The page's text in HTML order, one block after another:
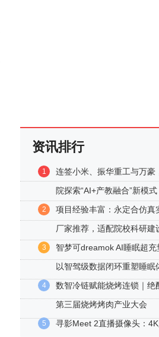
资讯排行
1
连签小米、振华重工与万豪
院探索“AI+产教融合”新模式
2
项目经验丰富：永定合仿真
厂家推荐，适配院校科研建
3
智梦可dreamok AI睡眠超
以智驾级数据闭环重塑睡眠
4
数智冷链赋能烧烤连锁｜绝
第三届烧烤烤肉产业大会
5
寻影Meet 2直播摄像头：